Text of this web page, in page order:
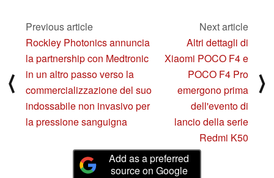
⟨
Previous article
Rockley Photonics annuncia
la partnership con Medtronic
in un altro passo verso la
commercializzazione del suo
indossabile non invasivo per
la pressione sanguigna
Next article
Altri dettagli di
Xiaomi POCO F4 e
POCO F4 Pro
emergono prima
dell'evento di
lancio della serie
Redmi K50
⟩
Add as a preferred
source on Google